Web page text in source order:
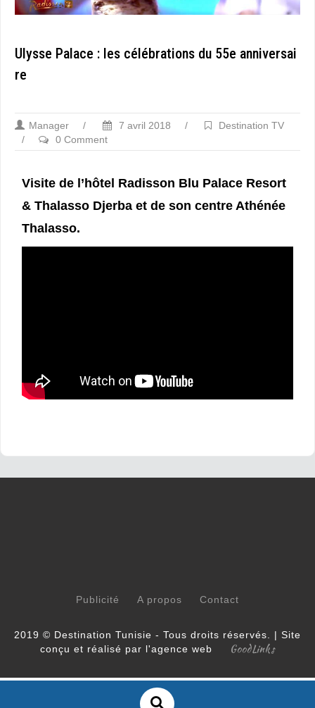
Ulysse Palace : les célébrations du 55e anniversai
re
Manager / 7 avril 2018 /
Destination TV
/
0 Comment
Visite de l’hôtel Radisson Blu Palace Resort
& Thalasso Djerba et de son centre Athénée
Thalasso.
Publicité A propos Contact
2019 © Destination Tunisie - Tous droits réservés. | Site
conçu et réalisé par l'agence web
GoodLinks